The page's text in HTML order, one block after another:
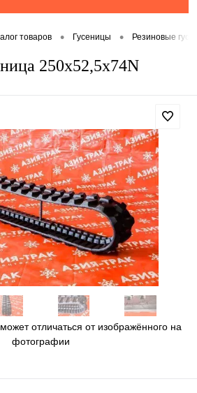
товаров • Гусеницы • Резиновые
250x52,5x74N
отличаться от изображённого на
фотографии